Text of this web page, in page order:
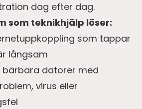
dag efter dag.
som teknikhjälp löser:
som tappar
långsam
bärbara datorer med
virus eller